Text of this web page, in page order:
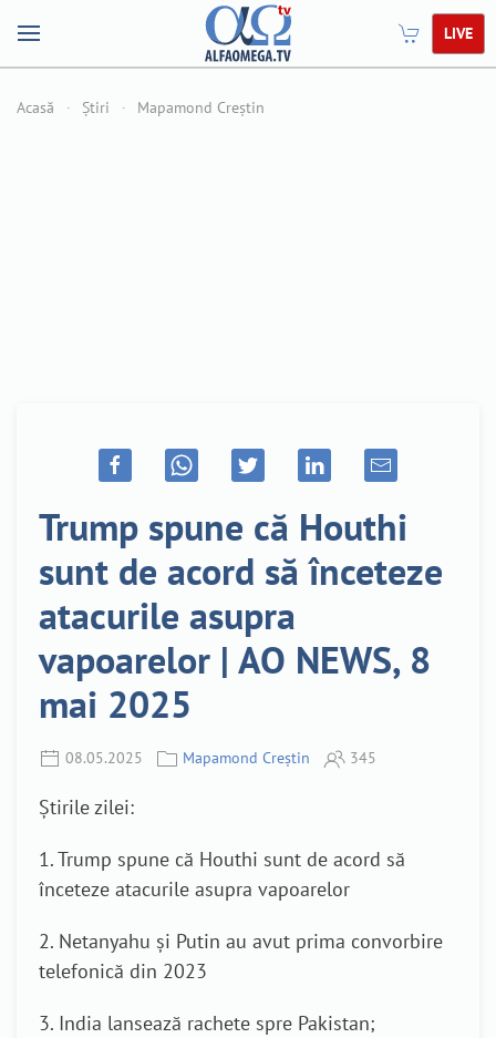
LIVE
Acasă Știri Mapamond Creștin
Trump spune că Houthi
sunt de acord să înceteze
atacurile asupra
vapoarelor | AO NEWS, 8
mai 2025
08.05.2025 Mapamond Creștin 345
Știrile zilei:
1. Trump spune că Houthi sunt de acord să
înceteze atacurile asupra vapoarelor
2. Netanyahu și Putin au avut prima convorbire
telefonică din 2023
3. India lansează rachete spre Pakistan;